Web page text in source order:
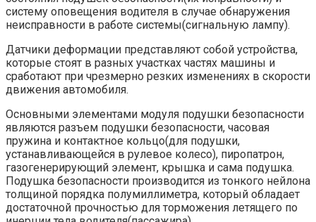
систему оповещения водителя в случае обнаружения
неисправности в работе системы(сигнальную лампу).
Датчики деформации представляют собой устройства,
которые стоят в разных участках частях машины и
сработают при чрезмерно резких изменениях в скорости
движения автомобиля.
Основными элементами модуля подушки безопасности
являются разъем подушки безопасности, часовая
пружина и контактное кольцо(для подушки,
устанавливающейся в рулевое колесо), пиропатрон,
газогенерирующий элемент, крышка и сама подушка.
Подушка безопасности производится из тонкого нейлона
толщиной порядка полумиллиметра, который обладает
достаточной прочностью для торможения летящего по